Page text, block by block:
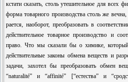
кстати сказать, столь утешительное для всех
форма товарного производства столь же
рается, наоборот, преобразовать в
дей­ствительное товарное производство и
право. Что мы сказали бы о химике,
действительные законы обмена веществ и
задачи, захотел бы преобразовать обмен
“naturalité” и “affinité” [“естества” и